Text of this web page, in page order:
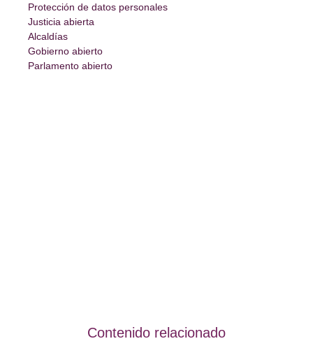
Protección de datos personales
Justicia abierta
Alcaldías
Gobierno abierto
Parlamento abierto
Contenido relacionado